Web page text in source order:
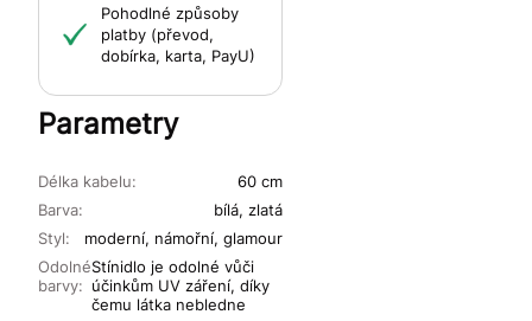
Pohodlné způsoby
platby (převod,
dobírka, karta, PayU)
Parametry
Barva:
bílá, zlatá
Styl:
moderní, námořní, glamour
Odolné
barvy:
Stínidlo je odolné vůči
účinkům UV záření, díky
čemu látka nebledne
Délka kabelu: 60 cm